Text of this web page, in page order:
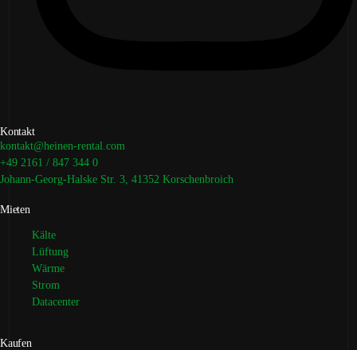
Kontakt
kontakt@heinen-rental.com
+49 2161 / 847 344 0
Johann-Georg-Halske Str. 3, 41352 Korschenbroich
Mieten
Kälte
Lüftung
Wärme
Strom
Datacenter
Kaufen